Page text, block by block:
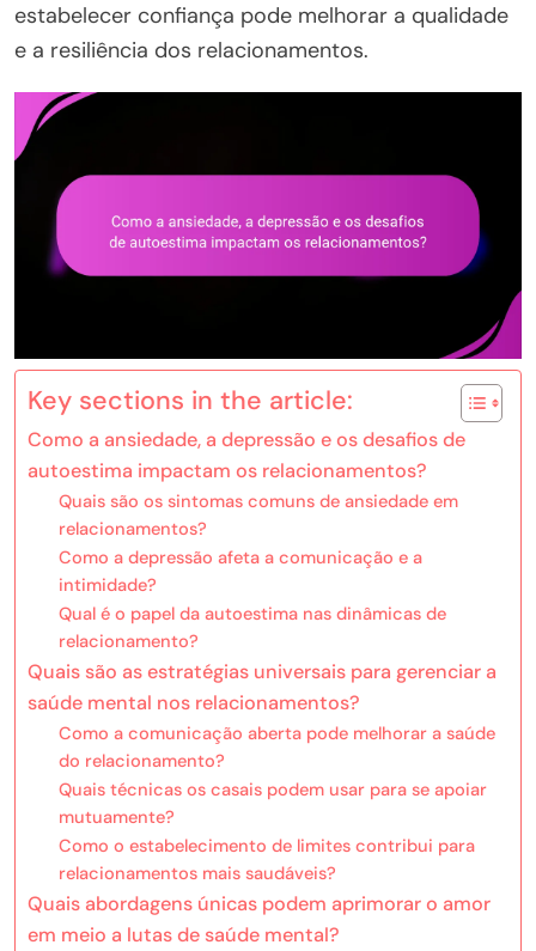
estabelecer confiança pode melhorar a qualidade
e a resiliência dos relacionamentos.
Key sections in the article:
Como a ansiedade, a depressão e os desafios de
autoestima impactam os relacionamentos?
Quais são os sintomas comuns de ansiedade em
relacionamentos?
Como a depressão afeta a comunicação e a
intimidade?
Qual é o papel da autoestima nas dinâmicas de
relacionamento?
Quais são as estratégias universais para gerenciar a
saúde mental nos relacionamentos?
Como a comunicação aberta pode melhorar a saúde
do relacionamento?
Quais técnicas os casais podem usar para se apoiar
mutuamente?
Como o estabelecimento de limites contribui para
relacionamentos mais saudáveis?
Quais abordagens únicas podem aprimorar o amor
em meio a lutas de saúde mental?